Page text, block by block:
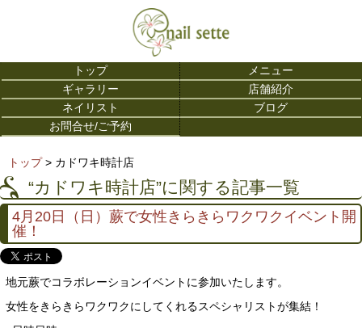
トップ
メニュー
ギャラリー
店舗紹介
ネイリスト
ブログ
お問合せ/ご予約
トップ> カドワキ時計店
“カドワキ時計店”に関する記事一覧
4月20日（日）蕨で女性きらきらワクワクイベント開
催！
地元蕨でコラボレーションイベントに参加いたします。
女性をきらきらワクワクにしてくれるスペシャリストが集結！